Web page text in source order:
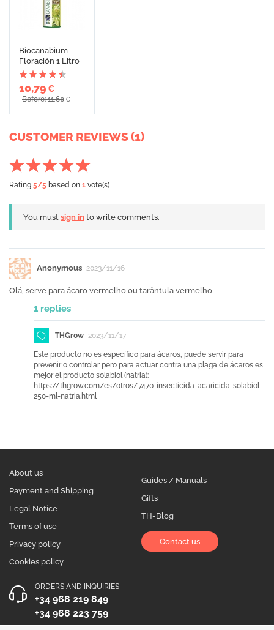
Biocanabium
Floración 1 Litro
10,79€
Before: 11,60€
CUSTOMER REVIEWS (1)
Rating 5/5 based on 1 vote(s)
You must sign in to write comments.
Anonymous 2023/11/16
Olá, serve para ácaro vermelho ou tarântula vermelho
1 replies
THGrow 2023/11/17
Este producto no es específico para ácaros, puede servir para
prevenir o controlar pero para actuar contra una plaga de ácaros es
mejor el producto solabiol (natria):
https://thgrow.com/es/otros/7470-insecticida-acaricida-solabiol-
250-ml-natria.html
About us
Payment and Shipping
Legal Notice
Terms of use
Privacy policy
Cookies policy
Guides / Manuals
Gifts
TH-Blog
Contact us
ORDERS AND INQUIRIES
+34 968 219 849
+34 968 223 759